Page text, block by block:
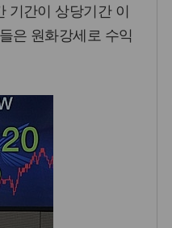
기간이 상당기간 이
은 원화강세로 수익